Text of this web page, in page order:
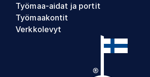
Työmaa-aidat ja portit
Työmaakontit
Verkkolevyt